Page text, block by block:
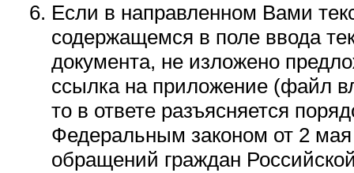
Если в направленном Вами
содержащемся в поле ввода
документа, не изложено
ссылка на приложение (файл
то в ответе разъясняется
Федеральным законом от 2
обращений граждан